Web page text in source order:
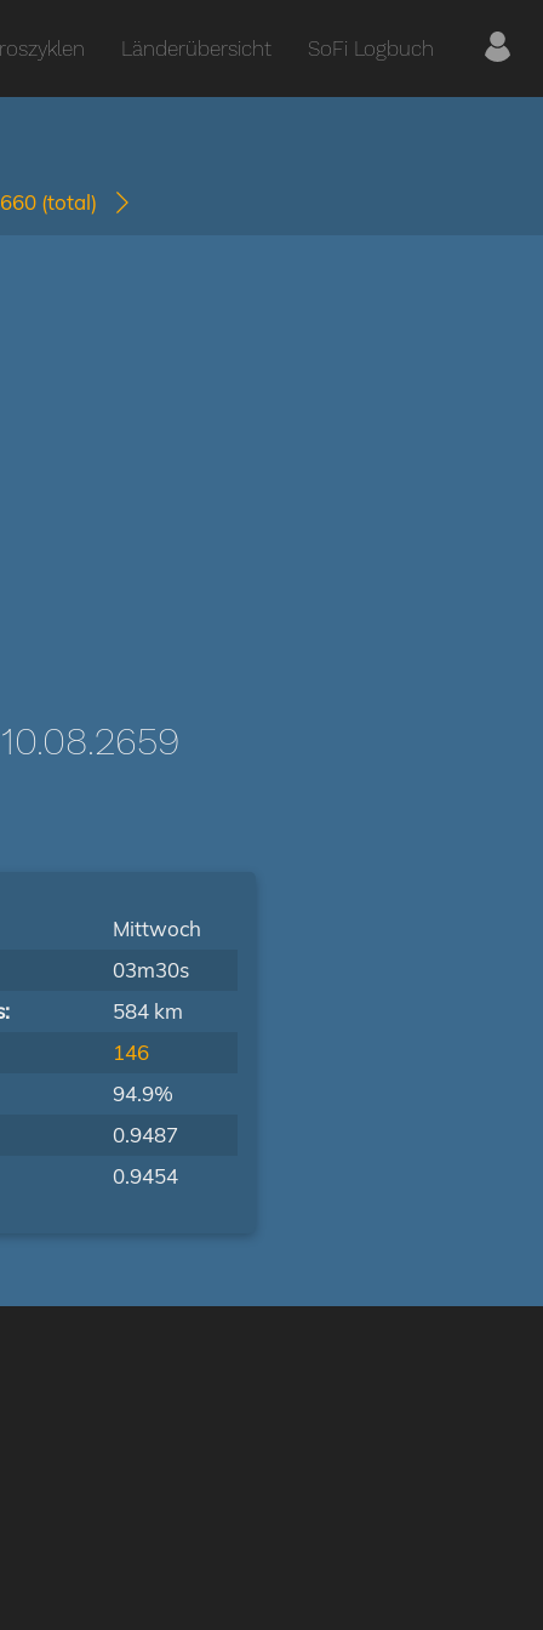
Länderübersicht SoFi Logbuch
(total)
Mittwoch
03m30s
584 km
146
94.9%
0.9487
0.9454